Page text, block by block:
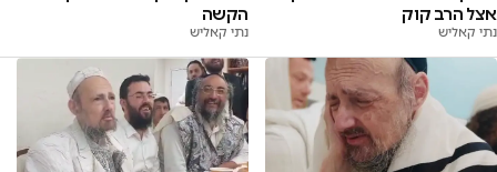
אצל הרב קוק
נתי קאליש
הקשה
נתי קאליש